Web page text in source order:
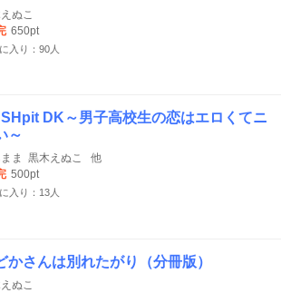
ぬこ
650pt
入り：90人
DK～男子高校生の恋はエロくてニ
～
ま 黒木えぬこ 他
500pt
入り：13人
かさんは別れたがり（分冊版）
ぬこ